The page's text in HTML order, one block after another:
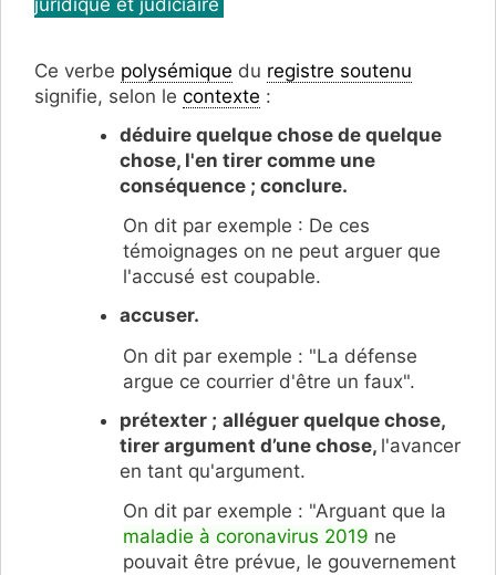
Ce verbe polysémique du registre soutenu
signifie, selon le contexte :
déduire quelque chose de quelque
chose, l'en tirer comme une
conséquence ; conclure.
On dit par exemple : De ces
témoignages on ne peut arguer que
l'accusé est coupable.
accuser.
On dit par exemple : "La défense
argue ce courrier d'être un faux".
prétexter ; alléguer quelque chose,
tirer argument d’une chose, l'avancer
en tant qu'argument.
On dit par exemple : "Arguant que la
maladie à coronavirus 2019 ne
pouvait être prévue, le gouvernement